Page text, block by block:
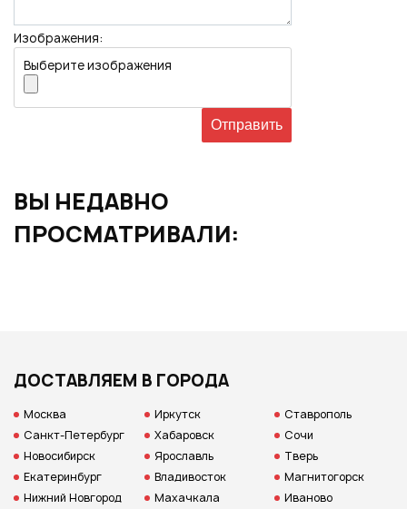
Изображения:
Выберите изображения
ВЫ НЕДАВНО
ПРОСМАТРИВАЛИ:
ДОСТАВЛЯЕМ В ГОРОДА
Москва
Санкт-Петербург
Новосибирск
Екатеринбург
Нижний Новгород
Иркутск
Хабаровск
Ярославль
Владивосток
Махачкала
Ставрополь
Сочи
Тверь
Магнитогорск
Иваново